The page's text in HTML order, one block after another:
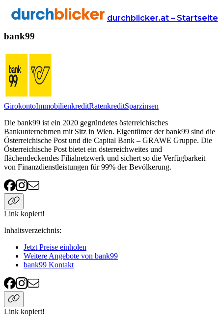
durchblicker.at – Startseite
Anbieter Finanzen bank99
bank99
GirokontoImmobilienkreditRatenkreditSparzinsen
Die bank99 ist ein 2020 gegründetes österreichisches
Bankunternehmen mit Sitz in Wien. Eigentümer der bank99 sind die
Österreichische Post und die Capital Bank – GRAWE Gruppe. Die
Österreichische Post bietet ein österreichweites und
flächendeckendes Filialnetzwerk und sichert so die Verfügbarkeit
von Finanzdienstleistungen für 99% der Bevölkerung.
Link kopiert!
Inhaltsverzeichnis:
Jetzt Preise einholen
Weitere Angebote von bank99
bank99 Kontakt
Link kopiert!